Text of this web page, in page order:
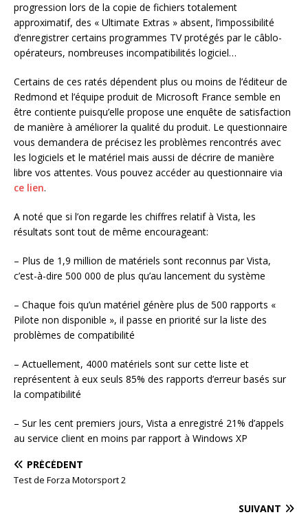
progression lors de la copie de fichiers totalement
approximatif, des « Ultimate Extras » absent, l’impossibilité
d’enregistrer certains programmes TV protégés par le câblo-
opérateurs, nombreuses incompatibilités logiciel…
Certains de ces ratés dépendent plus ou moins de l’éditeur de
Redmond et l’équipe produit de Microsoft France semble en
être contiente puisqu’elle propose une enquête de satisfaction
de manière à améliorer la qualité du produit. Le questionnaire
vous demandera de précisez les problèmes rencontrés avec
les logiciels et le matériel mais aussi de décrire de manière
libre vos attentes. Vous pouvez accéder au questionnaire via
ce lien.
A noté que si l’on regarde les chiffres relatif à Vista, les
résultats sont tout de même encourageant:
– Plus de 1,9 million de matériels sont reconnus par Vista,
c’est-à-dire 500 000 de plus qu’au lancement du système
– Chaque fois qu’un matériel génère plus de 500 rapports «
Pilote non disponible », il passe en priorité sur la liste des
problèmes de compatibilité
– Actuellement, 4000 matériels sont sur cette liste et
représentent à eux seuls 85% des rapports d’erreur basés sur
la compatibilité
– Sur les cent premiers jours, Vista a enregistré 21% d’appels
au service client en moins par rapport à Windows XP
PRÉCÉDENT
Test de Forza Motorsport 2
SUIVANT